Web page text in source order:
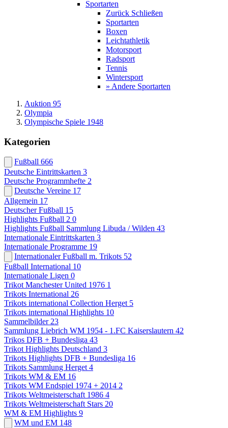
Sportarten
Zurück Schließen
Sportarten
Boxen
Leichtathletik
Motorsport
Radsport
Tennis
Wintersport
» Andere Sportarten
Auktion 95
Olympia
Olympische Spiele 1948
Kategorien
Fußball 666
Deutsche Eintrittskarten 3
Deutsche Programmhefte 2
Deutsche Vereine 17
Allgemein 17
Deutscher Fußball 15
Highlights Fußball 2 0
Highlights Fußball Sammlung Libuda / Wilden 43
Internationale Eintrittskarten 3
Internationale Programme 19
Internationaler Fußball m. Trikots 52
Fußball International 10
Internationale Ligen 0
Trikot Manchester United 1976 1
Trikots International 26
Trikots international Collection Herget 5
Trikots international Highlights 10
Sammelbilder 23
Sammlung Liebrich WM 1954 - 1.FC Kaiserslautern 42
Trikos DFB + Bundesliga 43
Trikot Highlights Deutschland 3
Trikots Highlights DFB + Bundesliga 16
Trikots Sammlung Herget 4
Trikots WM & EM 16
Trikots WM Endspiel 1974 + 2014 2
Trikots Weltmeisterschaft 1986 4
Trikots Weltmeisterschaft Stars 20
WM & EM Highlights 9
WM und EM 148